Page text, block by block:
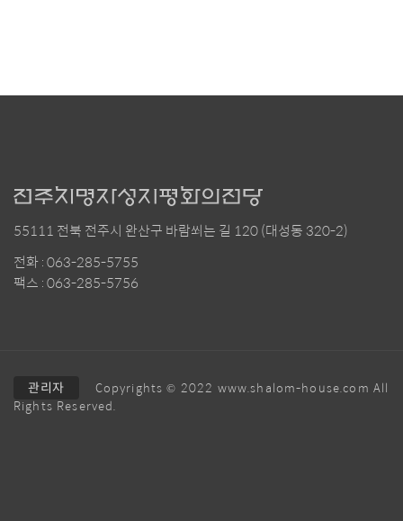
55111 전북 전주시 완산구 바람쐬는 길 120 (대성동 320-2)
전화 : 063-285-5755
팩스 : 063-285-5756
관리자
Copyrights © 2022 www.shalom-house.com All
Rights Reserved.